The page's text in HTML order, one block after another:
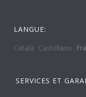
LANGUE:
Català Castellano
SERVICES ET